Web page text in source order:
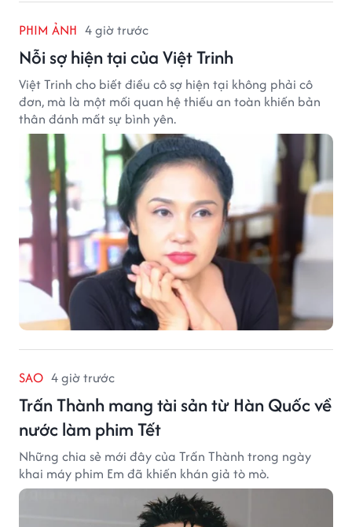
PHIM ẢNH 4 giờ trước
Nỗi sợ hiện tại của Việt Trinh
Việt Trinh cho biết điều cô sợ hiện tại không phải cô
đơn, mà là một mối quan hệ thiếu an toàn khiến bản
thân đánh mất sự bình yên.
SAO 4 giờ trước
Trấn Thành mang tài sản từ Hàn Quốc về
nước làm phim Tết
Những chia sẻ mới đây của Trấn Thành trong ngày
khai máy phim Em đã khiến khán giả tò mò.